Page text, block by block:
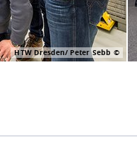
HTW Dresden/ Peter Sebb